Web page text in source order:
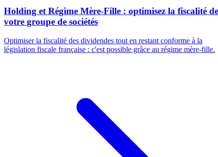
Holding et Régime Mère-Fille : optimisez la fiscalité de
votre groupe de sociétés
Optimiser la fiscalité des dividendes tout en restant conforme à la
législation fiscale française : c'est possible grâce au régime mère-fille.